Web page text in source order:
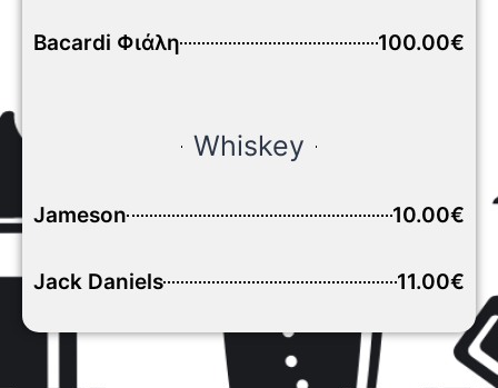
Bacardi Φιάλη 100.00€
Whiskey
Jameson 10.00€
Jack Daniels 11.00€